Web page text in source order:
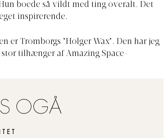
boede så vildt med ting overalt. Det
inspirerende.
er Tromborgs ’Holger Wax’. Den har jeg
stor tilhænger af Amazing Space-
OGÅ